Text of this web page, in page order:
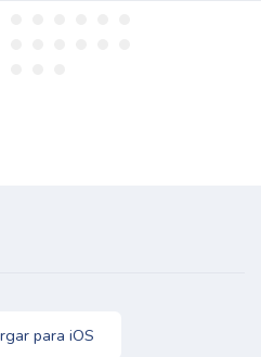
para iOS